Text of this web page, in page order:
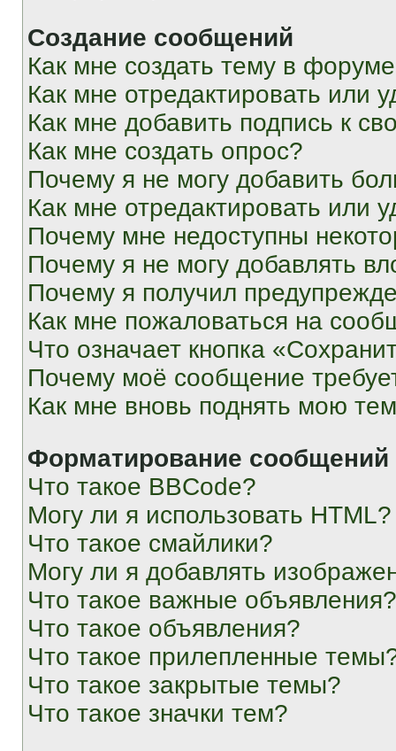
Создание сообщений
Как мне создать тему в
Как мне отредактировать или
Как мне добавить подпись к
Как мне создать опрос?
Почему я не могу добавить
Как мне отредактировать или
Почему мне недоступны
Почему я не могу добавлять
Почему я получил
Как мне пожаловаться на
Что означает кнопка
Почему моё сообщение
Как мне вновь поднять мою
Форматирование
Что такое BBCode?
Могу ли я использовать HTML?
Что такое смайлики?
Могу ли я добавлять
Что такое важные объявления?
Что такое объявления?
Что такое прилепленные
Что такое закрытые темы?
Что такое значки тем?